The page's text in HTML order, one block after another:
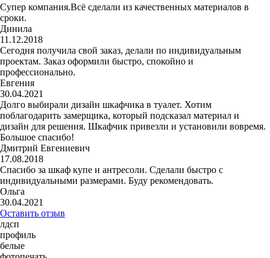
Супер компания.Всё сделали из качественных материалов в
сроки.
Динила
11.12.2018
Сегодня получила свой заказ, делали по индивидуальным
проектам. Заказ оформили быстро, спокойно и
профессионально.
Евгения
30.04.2021
Долго выбирали дизайн шкафчика в туалет. Хотим
поблагодарить замерщика, который подсказал материал и
дизайн для решения. Шкафчик привезли и установили вовремя.
Большое спасибо!
Дмитрий Евгениевич
17.08.2018
Спасибо за шкаф купе и антресоли. Сделали быстро с
индивидуальными размерами. Буду рекомендовать.
Ольга
30.04.2021
Оставить отзыв
лдсп
профиль
белые